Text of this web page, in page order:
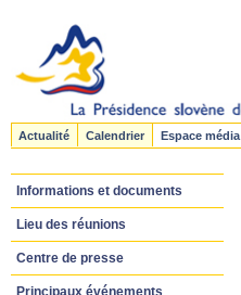
Actualité Calendrier Espace média
Informations et documents
Lieu des réunions
Centre de presse
Principaux événements